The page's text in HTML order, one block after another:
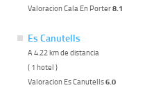
Valoracion Cala En Porter8.1
Es Canutells
A 4.22 km de distancia
( 1 hotel )
Valoracion Es Canutells6.0